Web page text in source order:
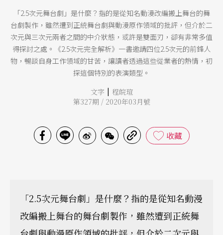
「2.5次元舞台劇」是什麼？指的是從知名動漫改編搬上舞台的舞
台劇製作，雖然遭到正統舞台劇與動漫原作領域的批評，但介於二
次元與三次元兩者之間的中介狀態，或許是雙面刃，卻有非常多值
得探討之處。《2.5次元完全解析》一書邀請四位2.5次元的前鋒人
物，暢談自身工作領域的甘苦，讓讀者透過這些從業者的熱情，初
探這個特別的表演類型。
文字 | 程皖瑄
第327期 / 2020年03月號
收藏
「2.5次元舞台劇」是什麼？指的是從知名動漫
改編搬上舞台的舞台劇製作，雖然遭到正統舞